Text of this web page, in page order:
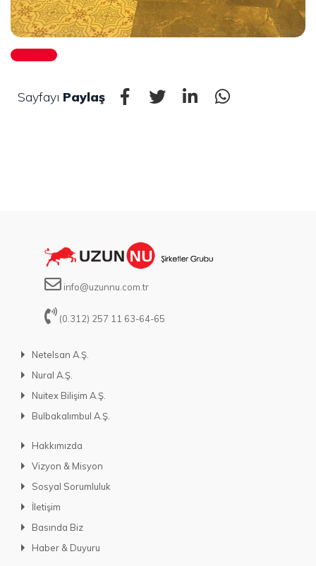
Sayfayı Paylaş
info@uzunnu.com.tr
(0.312) 257 11 63-64-65
Netelsan A.Ş.
Nural A.Ş.
Nuitex Bilişim A.Ş.
Bulbakalımbul A.Ş.
Hakkımızda
Vizyon & Misyon
Sosyal Sorumluluk
İletişim
Basında Biz
Haber & Duyuru